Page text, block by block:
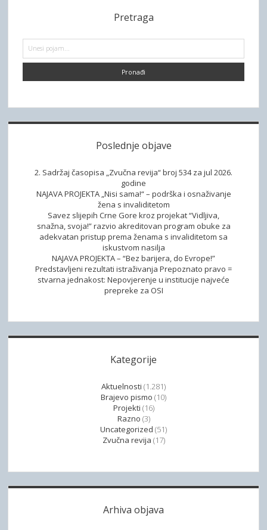
a
Pretraga
e
g
a
Poslednje objave
2. Sadržaj časopisa „Zvučna revija“ broj 534 za jul 2026.
godine
NAJAVA PROJEKTA „Nisi sama!“ – podrška i osnaživanje
žena s invaliditetom
Savez slijepih Crne Gore kroz projekat “Vidljiva,
snažna, svoja!” razvio akreditovan program obuke za
adekvatan pristup prema ženama s invaliditetom sa
iskustvom nasilja
NAJAVA PROJEKTA – “Bez barijera, do Evrope!”
Predstavljeni rezultati istraživanja Prepoznato pravo =
stvarna jednakost: Nepovjerenje u institucije najveće
prepreke za OSI
Kategorije
Aktuelnosti (1.281)
Brajevo pismo (10)
Projekti (16)
Razno (3)
Uncategorized (51)
Zvučna revija (17)
Arhiva objava